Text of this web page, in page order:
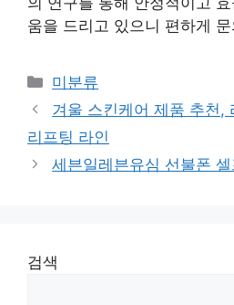
움을 드리고 있으니 편하게
Categories
미분류
겨울 스킨케어 제품 추천
리프팅 라인
세븐일레븐유심 선불폰
검색